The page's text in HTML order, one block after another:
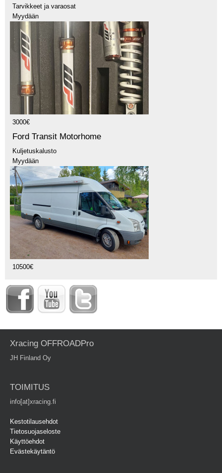
Tarvikkeet ja varaosat
Myydään
3000€
Ford Transit Motorhome
Kuljetuskalusto
Myydään
10500€
Xracing OFFROADPro
JH Finland Oy
TOIMITUS
info[at]xracing.fi
Kestotilausehdot
Tietosuojaseloste
Käyttöehdot
Evästekäytäntö